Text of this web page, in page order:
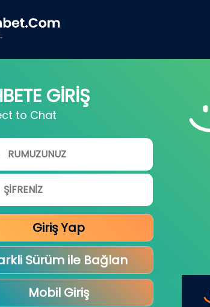
GİRİŞ
to Chat
Giriş Yap
Sürüm ile Bağlan
Mobil Giriş